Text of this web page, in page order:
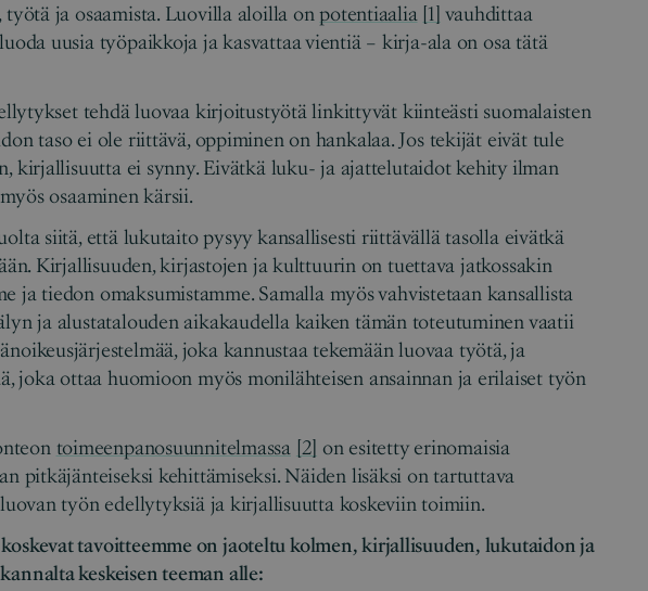
työtä ja osaamista. Luovilla aloilla onpotentiaalia [1] vauhdittaa
uusia työpaikkoja ja kasvattaa vientiä – kirja-ala on osa tätä
tehdä luovaa kirjoitustyötä linkittyvät kiinteästi suomalaisten
taso ei ole riittävä, oppiminen on hankalaa. Jos tekijät eivät tule
kirjallisuutta ei synny. Eivätkä luku- ja ajattelutaidot kehity ilman
osaaminen kärsii.
siitä, että lukutaito pysyy kansallisesti riittävällä tasolla eivätkä
Kirjallisuuden, kirjastojen ja kulttuurin on tuettava jatkossakin
ja tiedon omaksumistamme. Samalla myös vahvistetaan kansallista
ja alustatalouden aikakaudella kaiken tämän toteutuminen vaatii
joka kannustaa tekemään luovaa työtä, ja
joka ottaa huomioon myös monilähteisen ansainnan ja erilaiset työn
toimeenpanosuunnitelmassa [2] on esitetty erinomaisia
pitkäjänteiseksi kehittämiseksi. Näiden lisäksi on tartuttava
työn edellytyksiä ja kirjallisuutta koskeviin toimiin.
tavoitteemme on jaoteltu kolmen, kirjallisuuden, lukutaidon ja
keskeisen teeman alle: